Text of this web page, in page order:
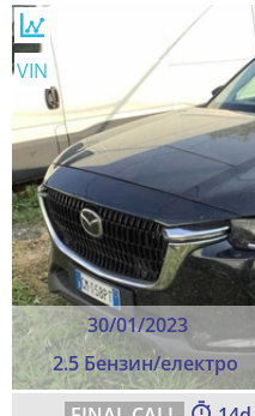
30/01/2023
2.5 Бензин/електро
VIN